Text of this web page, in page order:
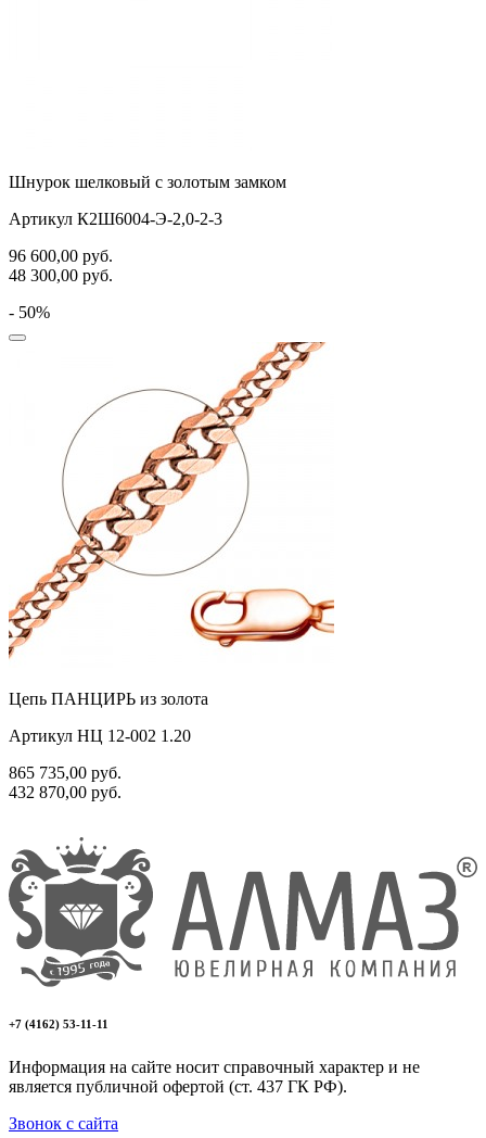
Шнурок шелковый с золотым замком
Артикул К2Ш6004-Э-2,0-2-3
96 600,00 руб.
48 300,00 руб.
- 50%
Цепь ПАНЦИРЬ из золота
Артикул НЦ 12-002 1.20
865 735,00 руб.
432 870,00 руб.
+7 (4162) 53-11-11
Информация на сайте носит справочный характер и не
является публичной офертой (ст. 437 ГК РФ).
Звонок с сайта